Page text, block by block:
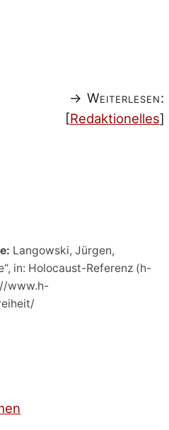
→ Weiterlesen:
[Redaktionelles]
Langowski, Jürgen,
in: Holocaust-Referenz (h-
www.h-